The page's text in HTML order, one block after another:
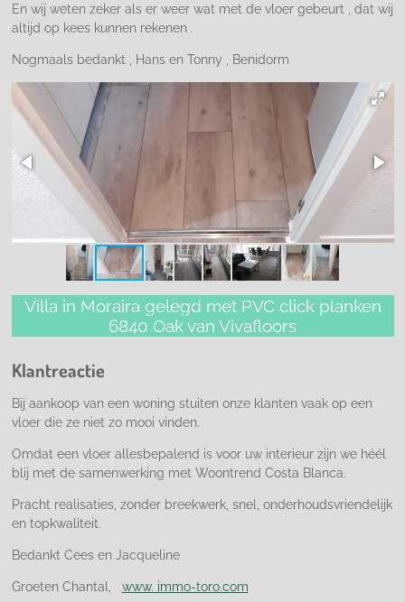
En wij weten zeker als er weer wat met de vloer gebeurt , dat wij
altijd op kees kunnen rekenen .
Nogmaals bedankt , Hans en Tonny , Benidorm
Villa in Moraira gelegd met PVC click planken
6840 Oak van Vivafloors
Klantreactie
Bij aankoop van een woning stuiten onze klanten vaak op een
vloer die ze niet zo mooi vinden.
Omdat een vloer allesbepalend is voor uw interieur zijn we héél
blij met de samenwerking met Woontrend Costa Blanca.
Pracht realisaties, zonder breekwerk, snel, onderhoudsvriendelijk
en topkwaliteit.
Bedankt Cees en Jacqueline
Groeten Chantal, www. immo-toro.com